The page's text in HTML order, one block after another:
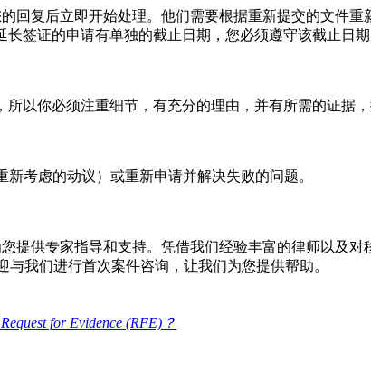
回复后立即开始处理。他们需要根据重新提交的文件
签证的申请有单独的截止日期，您必须遵守该截止日期
以你必须注重细节，有充分的理由，并有所需的证据
考虑的动议）或重新申请并解决失败的问题。
提供专家指导和支持。凭借我们经验丰富的律师以及
我们进行首次案件咨询，让我们为您提供帮助。
for Evidence (RFE)？